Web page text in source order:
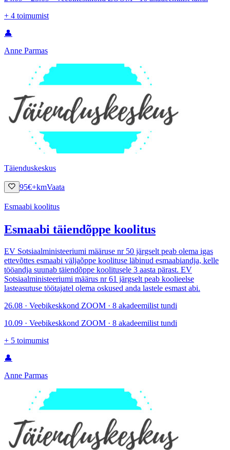
+ 4 toimumist
👤
Anne Parmas
Täienduskeskus
95€+kmVaata
Esmaabi koolitus
Esmaabi täiendõppe koolitus
EV Sotsiaalministeeriumi määruse nr 50 järgselt peab olema igas
ettevõttes esmaabi väljaõppe koolituse läbinud esmaabiandja, kelle
tööandja suunab täiendõppe koolitusele 3 aasta pärast. EV
Sotsiaalministeeriumi määrus nr 61 järgselt peab koolieelse
lasteasutuse töötajatel olema oskused anda lastele esmast abi.
26.08 · Veebikeskkond ZOOM · 8 akadeemilist tundi
10.09 · Veebikeskkond ZOOM · 8 akadeemilist tundi
+ 5 toimumist
👤
Anne Parmas